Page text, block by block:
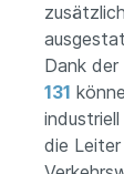
Dank
131
die